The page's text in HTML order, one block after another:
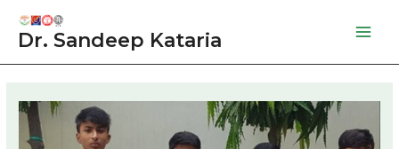
Dr. Sandeep Kataria